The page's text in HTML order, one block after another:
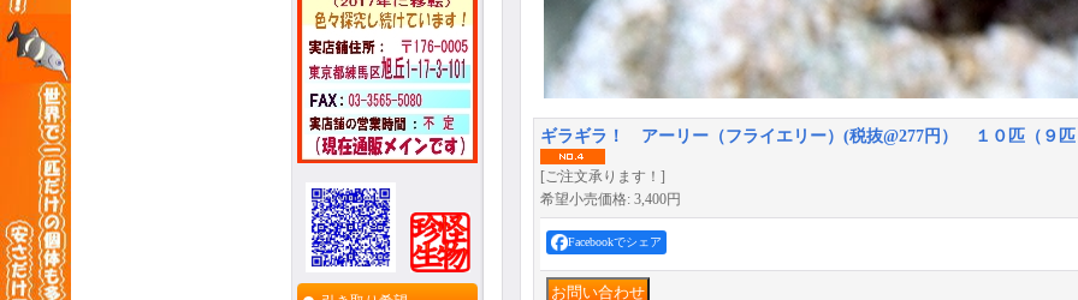
ギラギラ！ アーリー（フライエリー）(税抜@277円） １０匹（９匹
[ご注文承ります！]
希望小売価格: 3,400円
Facebookでシェア